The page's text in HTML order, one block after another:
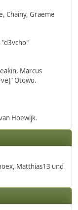
Chainy, Graeme
"d3vcho"
Marcus
Otowo.
Hoewijk.
Matthias13 und